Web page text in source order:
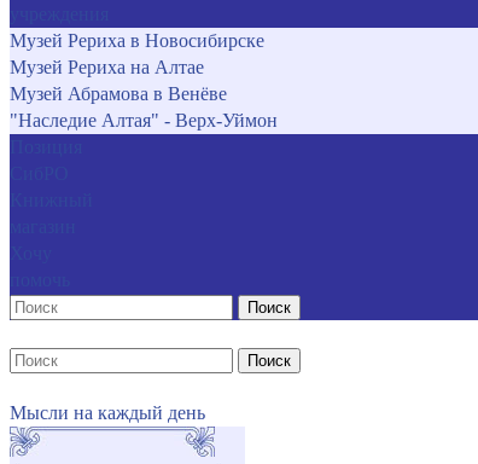
Музей Рериха в Новосибирске
Музей Рериха на Алтае
Музей Абрамова в Венёве
"Наследие Алтая" - Верх-Уймон
Поиск
Поиск
Мысли на каждый день